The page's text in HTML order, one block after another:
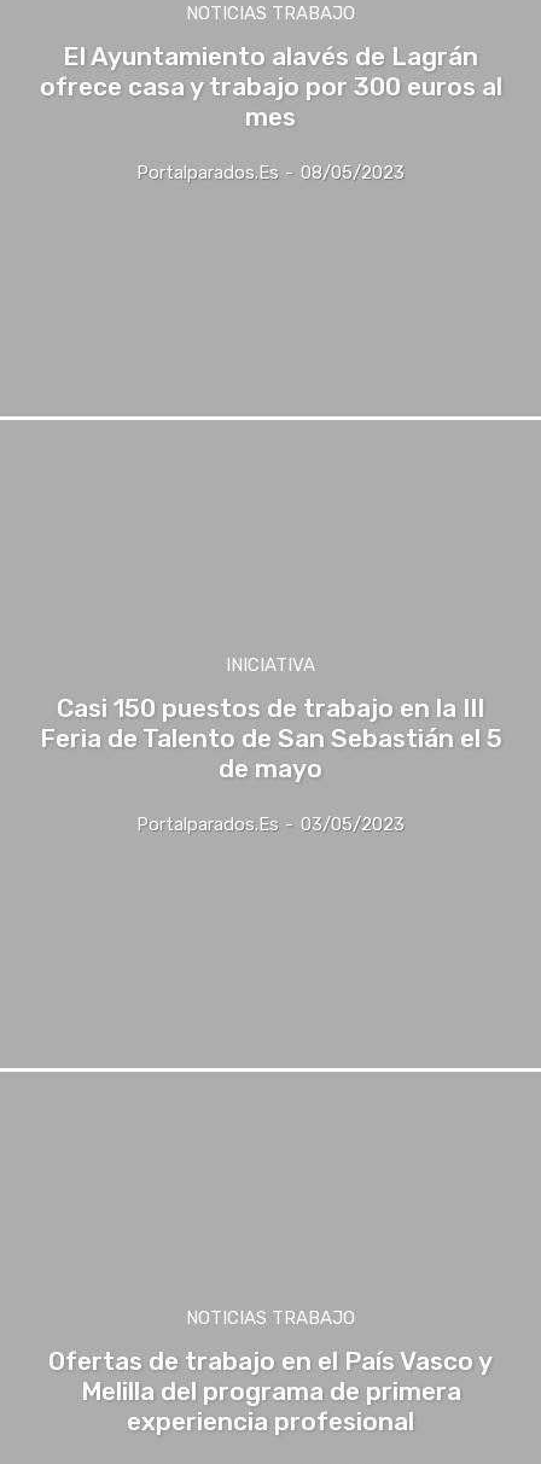
NOTICIAS TRABAJO
El Ayuntamiento alavés de Lagrán
ofrece casa y trabajo por 300 euros al
mes
Portalparados.es - 08/05/2023
INICIATIVA
Casi 150 puestos de trabajo en la III
Feria de Talento de San Sebastián el 5
de mayo
Portalparados.es - 03/05/2023
NOTICIAS TRABAJO
Ofertas de trabajo en el País Vasco y
Melilla del programa de primera
experiencia profesional